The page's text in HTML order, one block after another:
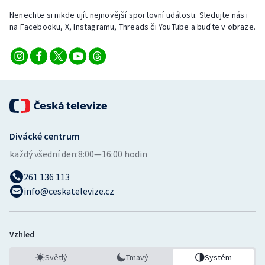
Nenechte si nikde ujít nejnovější sportovní události. Sledujte nás i
na Facebooku, X, Instagramu, Threads či YouTube a buďte v obraze.
Divácké centrum
každý všední den:8:00—16:00 hodin
261 136 113
info@ceskatelevize.cz
Vzhled
Světlý Tmavý Systém